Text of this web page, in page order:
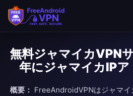
無料ジャマイカVPN
年にジャマイカIP
概要： FreeAndroidVPNはジャマ